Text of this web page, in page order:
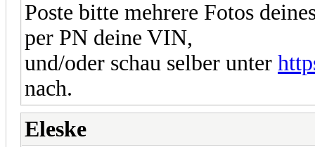
Poste bitte mehrere Fotos
per PN deine VIN,
und/oder schau selber unter
nach.
Eleske